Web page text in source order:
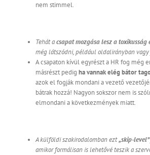
nem stimmel.
Tehát acsapat mozgása lesz a toxikusság
még látszódni, például oldalirányban
A csapaton kívül egyrészt a HR fog még
másrészt pedig ha vannak elég bátor
azok el fogják mondani a vezető
bátrak hozzá! Nagyon sokszor nem is
elmondani a következmények miatt.
A külföldi szakirodalomban ezt„skip-
amikor formálisan is lehetővé teszik a